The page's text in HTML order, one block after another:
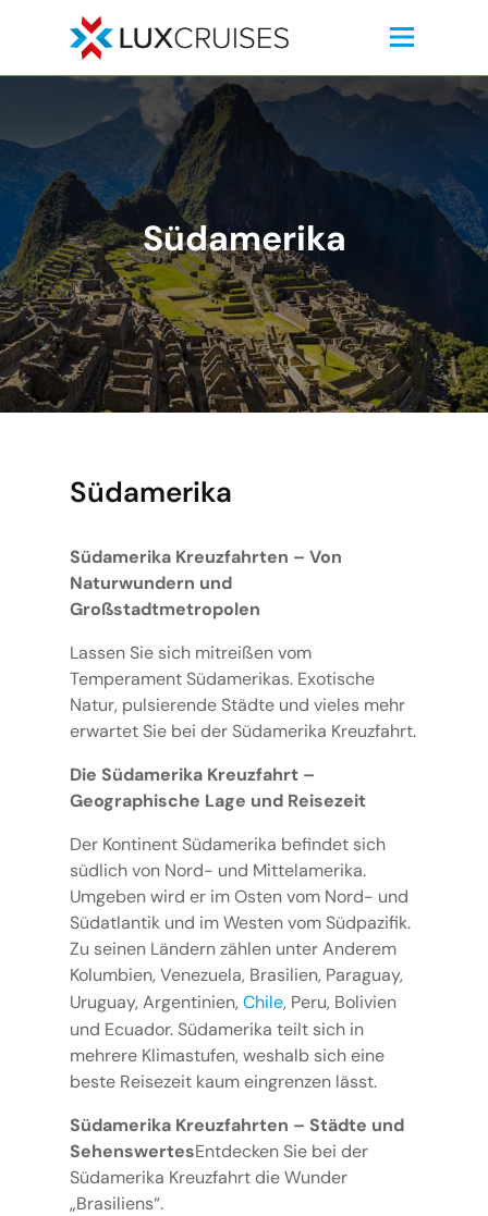
Südamerika
Südamerika
Südamerika Kreuzfahrten – Von
Naturwundern und
Großstadtmetropolen
Lassen Sie sich mitreißen vom
Temperament Südamerikas. Exotische
Natur, pulsierende Städte und vieles mehr
erwartet Sie bei der Südamerika Kreuzfahrt.
Die Südamerika Kreuzfahrt –
Geographische Lage und Reisezeit
Der Kontinent Südamerika befindet sich
südlich von Nord- und Mittelamerika.
Umgeben wird er im Osten vom Nord- und
Südatlantik und im Westen vom Südpazifik.
Zu seinen Ländern zählen unter Anderem
Kolumbien, Venezuela, Brasilien, Paraguay,
Uruguay, Argentinien,Chile, Peru, Bolivien
und Ecuador. Südamerika teilt sich in
mehrere Klimastufen, weshalb sich eine
beste Reisezeit kaum eingrenzen lässt.
Südamerika Kreuzfahrten – Städte und
SehenswertesEntdecken Sie bei der
Südamerika Kreuzfahrt die Wunder
„Brasiliens“.